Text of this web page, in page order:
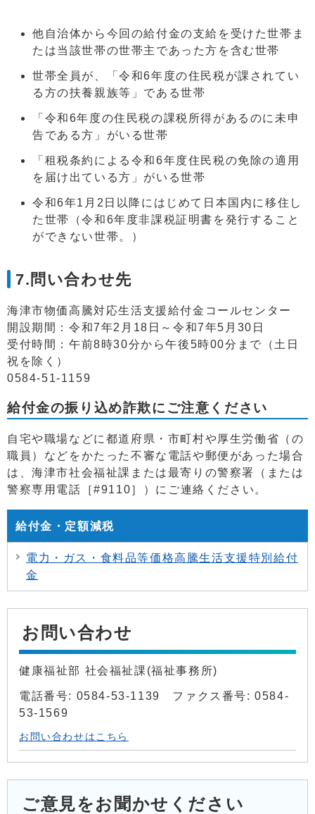
他自治体から今回の給付金の支給を受けた世帯ま
たは当該世帯の世帯主であった方を含む世帯
世帯全員が、「令和6年度の住民税が課されてい
る方の扶養親族等」である世帯
「令和6年度の住民税の課税所得があるのに未申
告である方」がいる世帯
「租税条約による令和6年度住民税の免除の適用
を届け出ている方」がいる世帯
令和6年1月2日以降にはじめて日本国内に移住し
た世帯（令和6年度非課税証明書を発行すること
ができない世帯。）
7.問い合わせ先
海津市物価高騰対応生活支援給付金コールセンター
開設期間：令和7年2月18日～令和7年5月30日
受付時間：午前8時30分から午後5時00分まで（土日
祝を除く）
0584-51-1159
給付金の振り込め詐欺にご注意ください
自宅や職場などに都道府県・市町村や厚生労働省（の
職員）などをかたった不審な電話や郵便があった場合
は、海津市社会福祉課または最寄りの警察署（または
警察専用電話［#9110］）にご連絡ください。
給付金・定額減税
電力・ガス・食料品等価格高騰生活支援特別給付
金
お問い合わせ
健康福祉部 社会福祉課(福祉事務所)
電話番号: 0584-53-1139 ファクス番号: 0584-
53-1569
お問い合わせはこちら
ご意見をお聞かせください